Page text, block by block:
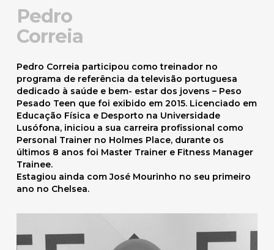
Pedro
Correia
Pedro Correia participou como treinador no
programa de referência da televisão portuguesa
dedicado à saúde e bem- estar dos jovens – Peso
Pesado Teen que foi exibido em 2015. Licenciado em
Educação Física e Desporto na Universidade
Lusófona, iniciou a sua carreira profissional como
Personal Trainer no Holmes Place, durante os
últimos 8 anos foi Master Trainer e Fitness Manager
Trainee.
Estagiou ainda com José Mourinho no seu primeiro
ano no Chelsea.